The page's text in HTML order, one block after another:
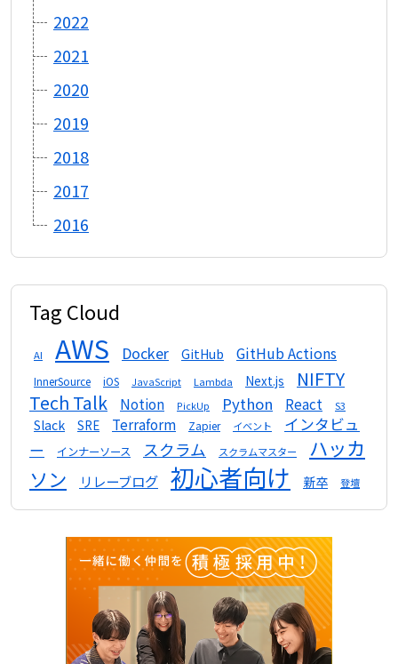
2022
2021
2020
2019
2018
2017
2016
Tag Cloud
AI AWS Docker GitHub GitHub Actions
InnerSource iOS JavaScript Lambda Next.js
NIFTY
Tech Talk
Notion PickUp Python React S3
Slack SRE Terraform Zapier イベント
インタビュ
ー
インナーソース スクラム スクラムマスター
ハッカ
ソン
リレーブログ 初心者向け 新卒 登壇